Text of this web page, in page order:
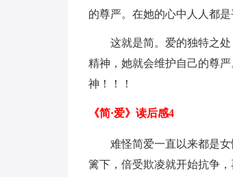
的尊严。在她的心中人人都
这就是简。爱的独特之
精神，她就会维护自己的尊
神！！！
《简·爱》读后感4
难怪简爱一直以来都是
篱下，倍受欺凌就开始抗争